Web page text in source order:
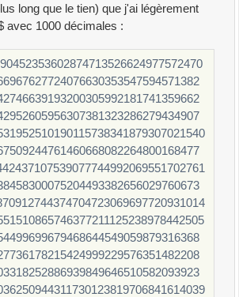
long que le tien) que j'ai légèrement
avec 1000 décimales :